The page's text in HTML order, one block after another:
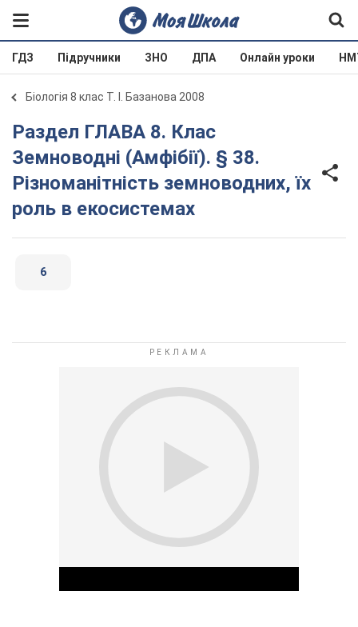
ГДЗ Підручники ЗНО ДПА Онлайн уроки
Біологія 8 клас Т. І. Базанова 2008
Раздел ГЛАВА 8. Клас
Земноводні (Амфібії). § 38.
Різноманітність земноводних, їх
роль в екосистемах
6